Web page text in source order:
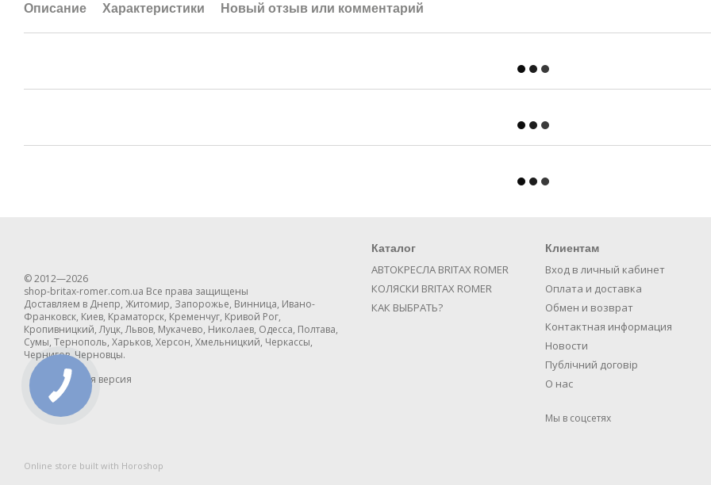
Описание Характеристики Новый отзыв или комментарий
© 2012—2026
shop-britax-romer.com.ua Все права защищены
Доставляем в Днепр, Житомир, Запорожье, Винница, Ивано-
Франковск, Киев, Краматорск, Кременчуг, Кривой Рог,
Кропивницкий, Луцк, Львов, Мукачево, Николаев, Одесса, Полтава,
Сумы, Тернополь, Харьков, Херсон, Хмельницкий, Черкассы,
Чернигов, Черновцы.
Мобильная версия
Online store built with Horoshop
Каталог
АВТОКРЕСЛА BRITAX ROMER
КОЛЯСКИ BRITAX ROMER
КАК ВЫБРАТЬ?
Клиентам
Вход в личный кабинет
Оплата и доставка
Обмен и возврат
Контактная информация
Новости
Публічний договір
О нас
Мы в соцсетях